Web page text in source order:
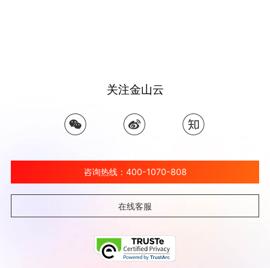
关注金山云
咨询热线：400-1070-808
在线客服